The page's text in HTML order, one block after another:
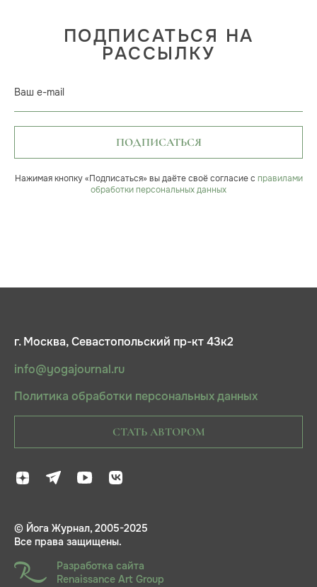
ПОДПИСАТЬСЯ НА
РАССЫЛКУ
Ваш e-mail
ПОДПИСАТЬСЯ
Нажимая кнопку «Подписаться» вы даёте своё согласие с правилами
обработки персональных данных
г. Москва, Севастопольский пр-кт 43к2
info@yogajournal.ru
Политика обработки персональных данных
СТАТЬ АВТОРОМ
© Йога Журнал, 2005-2025
Все права защищены.
Разработка сайта
Renaissance Art Group